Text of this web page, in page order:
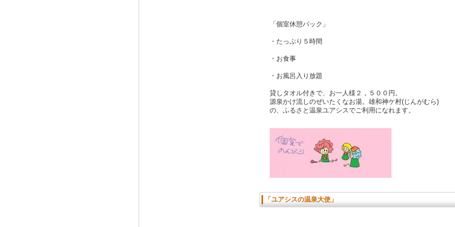
「個室休憩パック」
・たっぷり５時間
・お食事
・お風呂入り放題
貸しタオル付きで、お一人様２，５００円。
源泉かけ流しのぜいたくなお湯。雄和神ケ村(じんがむら)
の、ふるさと温泉ユアシスでご利用になれます。
「ユアシスの温泉大使」